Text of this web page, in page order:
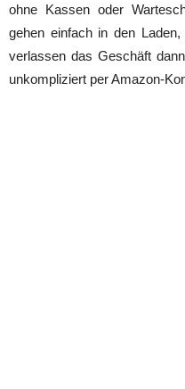
ohne Kassen oder
gehen einfach in den
verlassen das Geschäft
unkompliziert per Amazon-